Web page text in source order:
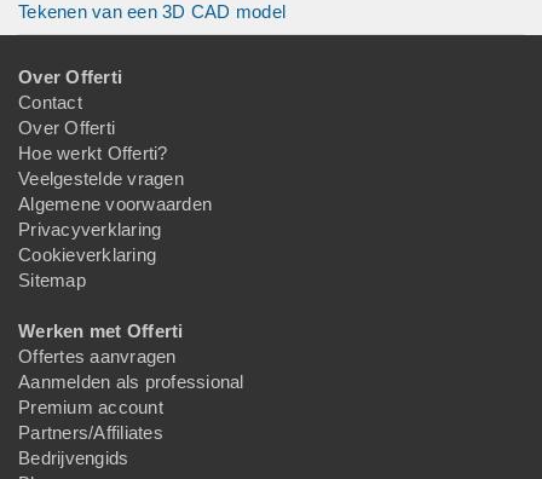
Tekenen van een 3D CAD model
Over Offerti
Contact
Over Offerti
Hoe werkt Offerti?
Veelgestelde vragen
Algemene voorwaarden
Privacyverklaring
Cookieverklaring
Sitemap
Werken met Offerti
Offertes aanvragen
Aanmelden als professional
Premium account
Partners/Affiliates
Bedrijvengids